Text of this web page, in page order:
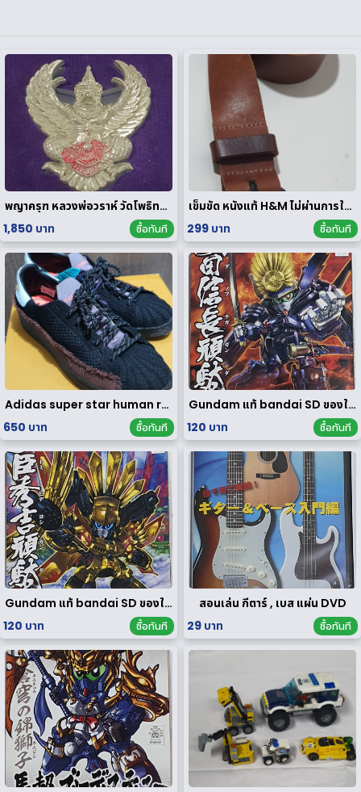
พญาครุฑ หลวงพ่อวราห์ วัดโพธิทอง มหาบารมี2 เนื้อสัมฤทธิ์เงิน
1,850 บาท
ซื้อทันที
เข็มขัด หนังแท้ H&M ไม่ผ่านการใช้งาน
299 บาท
ซื้อทันที
Adidas super star human race limited edition
650 บาท
ซื้อทันที
Gundam แท้ bandai SD ของใหม่
120 บาท
ซื้อทันที
Gundam แท้ bandai SD ของใหม่
120 บาท
ซื้อทันที
สอนเล่น กีตาร์ , เบส แผ่น DVD
29 บาท
ซื้อทันที